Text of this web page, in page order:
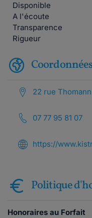
Disponible
A l'écoute
Transparence
Rigueur
22 rue
07 77 95 81 07
https://
Politique
Honoraires au Forfait